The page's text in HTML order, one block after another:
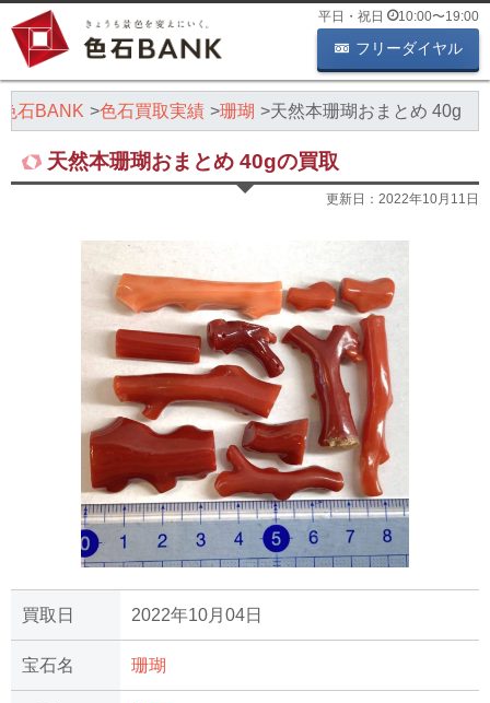
平日・祝日 10:00〜19:00
フリーダイヤル
石BANK 色石買取実績 珊瑚 天然本珊瑚おまとめ 40g
天然本珊瑚おまとめ 40gの買取
更新日： 2022年10月11日
買取日 2022年10月04日
宝石名 珊瑚